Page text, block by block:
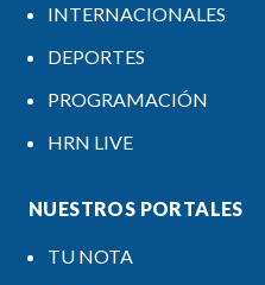
INTERNACIONALES
DEPORTES
PROGRAMACIÓN
HRN LIVE
NUESTROS PORTALES
TU NOTA